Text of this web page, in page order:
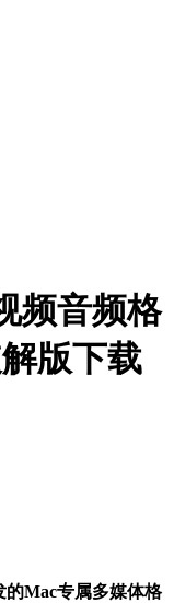
频音频格
版下载
的Mac专属多媒体格